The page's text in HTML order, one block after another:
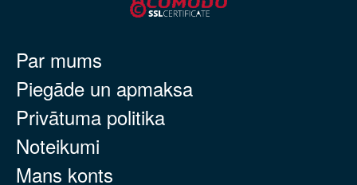
Par mums
Piegāde un apmaksa
Privātuma politika
Noteikumi
Mans konts